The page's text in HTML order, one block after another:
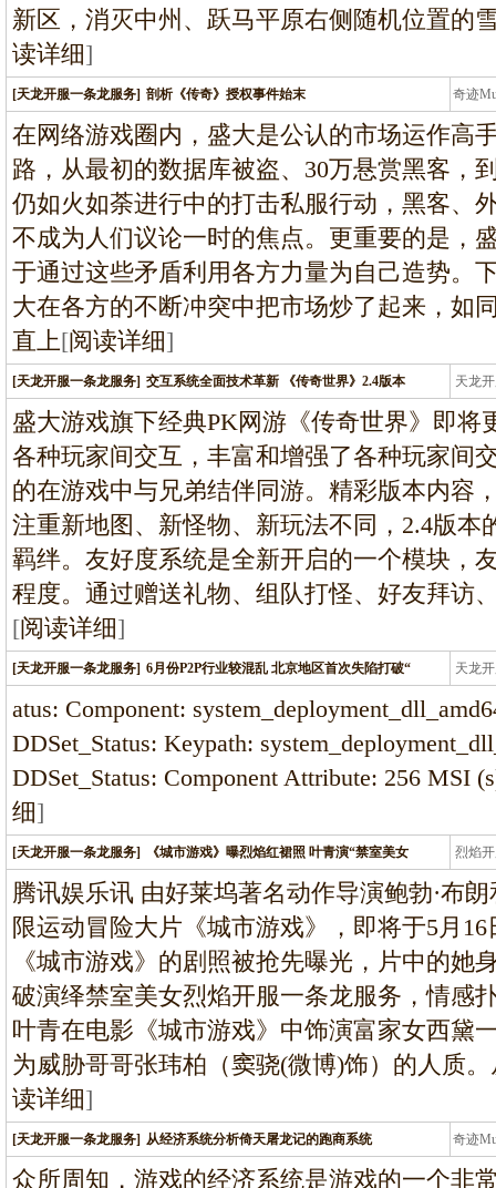
新区，消灭中州、跃马平原右侧随机位置的
读详细]
[天龙开服一条龙服务] 剖析《传奇》授权事件始末 奇迹
条
在网络游戏圈内，盛大是公认的市场运作高
路，从最初的数据库被盗、30万悬赏黑客，
仍如火如荼进行中的打击私服行动，黑客
不成为人们议论一时的焦点。更重要的是，
于通过这些矛盾利用各方力量为自己造势。
大在各方的不断冲突中把市场炒了起来，如
直上[阅读详细]
[天龙开服一条龙服务] 交互系统全面技术革新 《传奇世界》2.4版本 天龙
龙
盛大游戏旗下经典PK网游《传奇世界》即将
各种玩家间交互，丰富和增强了各种玩家间
的在游戏中与兄弟结伴同游。精彩版本内容
注重新地图、新怪物、新玩法不同，2.4版本
羁绊。友好度系统是全新开启的一个模块，
程度。通过赠送礼物、组队打怪、好友拜访
[阅读详细]
[天龙开服一条龙服务] 6月份P2P行业较混乱 北京地区首次失陷打破“ 天龙
龙
atus: Component:
DDSet_Status: Keypath:
DDSet_Status: Component Attribute: 256 MSI
细]
[天龙开服一条龙服务] 《城市游戏》曝烈焰红裙照 叶青演“禁室美女 烈焰
龙
腾讯娱乐讯 由好莱坞著名动作导演鲍勃·布
限运动冒险大片《城市游戏》，即将于5月
《城市游戏》的剧照被抢先曝光，片中的她
破演绎禁室美女烈焰开服一条龙服务，情感
叶青在电影《城市游戏》中饰演富家女西黛
为威胁哥哥张玮柏（窦骁(微博)饰）的人质
读详细]
[天龙开服一条龙服务] 从经济系统分析倚天屠龙记的跑商系统 奇迹
条
众所周知，游戏的经济系统是游戏的一个非